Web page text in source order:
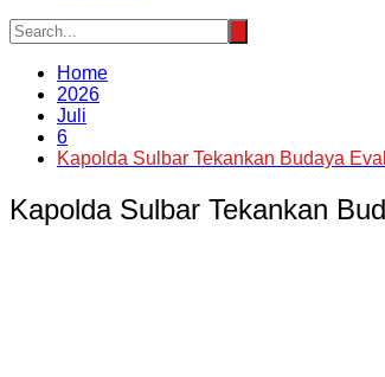
Home
2026
Juli
6
Kapolda Sulbar Tekankan Budaya
Kapolda Sulbar Tekankan